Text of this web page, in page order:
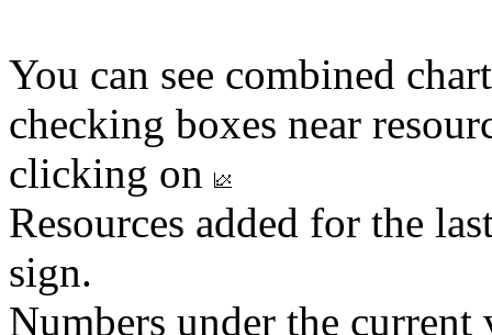
You can see combined
checking boxes near
clicking on
Resources added for the
sign.
Numbers under the